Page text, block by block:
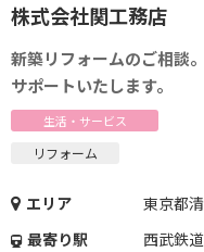
株式会社関工務店
新築リフォームのご相談
サポートいたします。
生活・サービス
リフォーム
エリア
東京都
最寄り駅
西武鉄